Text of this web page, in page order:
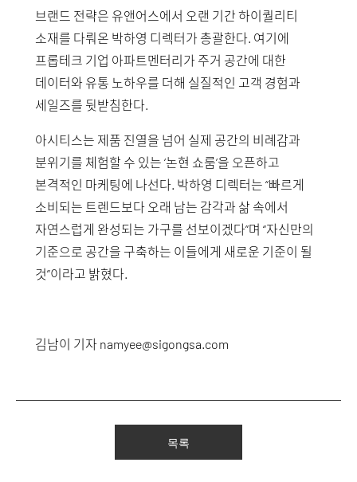
브랜드 전략은 유앤어스에서 오랜 기간 하이퀄리티
소재를 다뤄온 박하영 디렉터가 총괄한다. 여기에
프롭테크 기업 아파트멘터리가 주거 공간에 대한
데이터와 유통 노하우를 더해 실질적인 고객 경험과
세일즈를 뒷받침한다.
아시티스는 제품 진열을 넘어 실제 공간의 비례감과
분위기를 체험할 수 있는 ‘논현 쇼룸’을 오픈하고
본격적인 마케팅에 나선다. 박하영 디렉터는 “빠르게
소비되는 트렌드보다 오래 남는 감각과 삶 속에서
자연스럽게 완성되는 가구를 선보이겠다”며 “자신만의
기준으로 공간을 구축하는 이들에게 새로운 기준이 될
것”이라고 밝혔다.
김남이 기자 namyee@sigongsa.com
목록